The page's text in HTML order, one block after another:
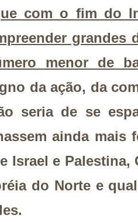
com o fim do
grandes
menor de
da ação, da
seria de se
ainda mais
Israel e Palestina,
do Norte e